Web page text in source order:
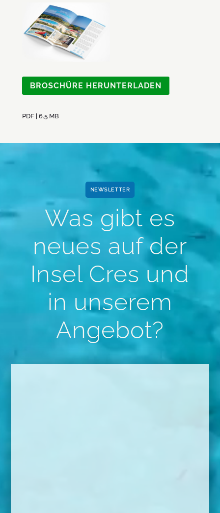
BROSCHÜRE HERUNTERLADEN
PDF | 6.5 MB
Player
NEWSLETTER
Was gibt es
neues auf der
Insel Cres und
in unserem
Angebot?